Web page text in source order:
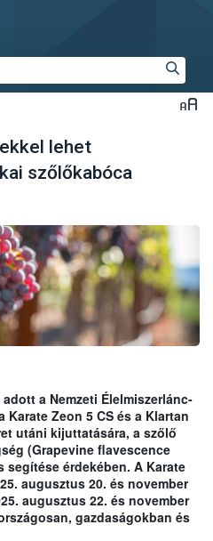
lehet
szőlőkabóca
a Nemzeti Élelmiszerlánc-
Zeon 5 CS és a Klartan
utáni kijuttatására, a szőlő
(Grapevine flavescence
segítése érdekében. A Karate
augusztus 20. és november
augusztus 22. és november
gazdaságokban és